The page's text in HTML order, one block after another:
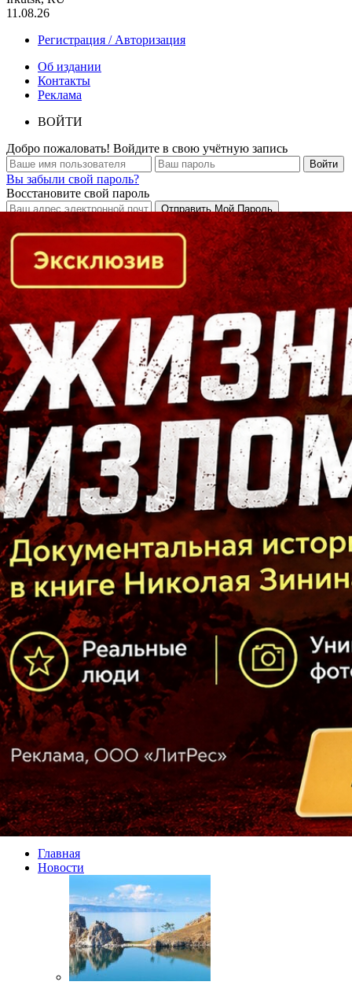
11.08.26
Регистрация / Авторизация
Об издании
Контакты
Реклама
ВОЙТИ
Добро пожаловать! Войдите в свою учётную запись
Вы забыли свой пароль?
Восстановите свой пароль
Кто есть кто в Байкальском регионе
Главная
Новости